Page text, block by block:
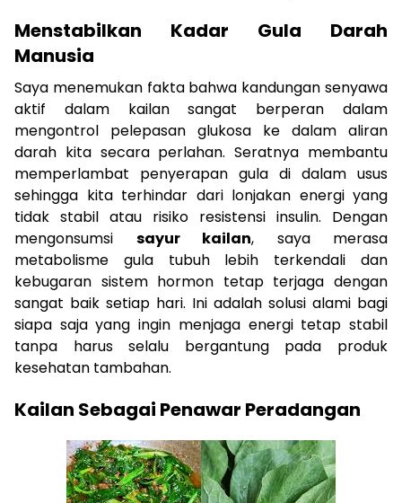
Menstabilkan Kadar Gula Darah
Manusia
Saya menemukan fakta bahwa kandungan senyawa
aktif dalam kailan sangat berperan dalam
mengontrol pelepasan glukosa ke dalam aliran
darah kita secara perlahan. Seratnya membantu
memperlambat penyerapan gula di dalam usus
sehingga kita terhindar dari lonjakan energi yang
tidak stabil atau risiko resistensi insulin. Dengan
mengonsumsi sayur kailan, saya merasa
metabolisme gula tubuh lebih terkendali dan
kebugaran sistem hormon tetap terjaga dengan
sangat baik setiap hari. Ini adalah solusi alami bagi
siapa saja yang ingin menjaga energi tetap stabil
tanpa harus selalu bergantung pada produk
kesehatan tambahan.
Kailan Sebagai Penawar Peradangan